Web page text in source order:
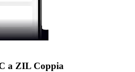
a ZIL Coppia